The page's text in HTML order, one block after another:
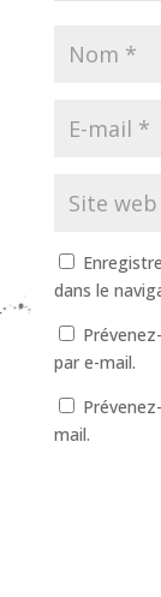
dans le
par e-mail.
mail.